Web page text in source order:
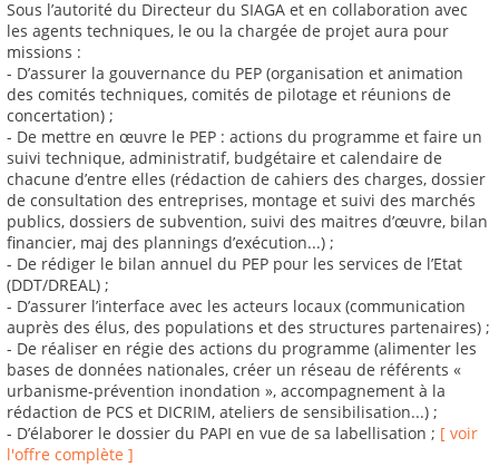
Sous l’autorité du Directeur du SIAGA et en collaboration avec
les agents techniques, le ou la chargée de projet aura pour
missions :
- D’assurer la gouvernance du PEP (organisation et animation
des comités techniques, comités de pilotage et réunions de
concertation) ;
- De mettre en œuvre le PEP : actions du programme et faire un
suivi technique, administratif, budgétaire et calendaire de
chacune d’entre elles (rédaction de cahiers des charges, dossier
de consultation des entreprises, montage et suivi des marchés
publics, dossiers de subvention, suivi des maitres d’œuvre, bilan
financier, maj des plannings d’exécution...) ;
- De rédiger le bilan annuel du PEP pour les services de l’Etat
(DDT/DREAL) ;
- D’assurer l’interface avec les acteurs locaux (communication
auprès des élus, des populations et des structures partenaires) ;
- De réaliser en régie des actions du programme (alimenter les
bases de données nationales, créer un réseau de référents «
urbanisme-prévention inondation », accompagnement à la
rédaction de PCS et DICRIM, ateliers de sensibilisation...) ;
- D’élaborer le dossier du PAPI en vue de sa labellisation ; [ voir
l'offre complète ]